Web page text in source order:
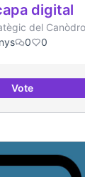
digital
del
0 0
VoteDrets